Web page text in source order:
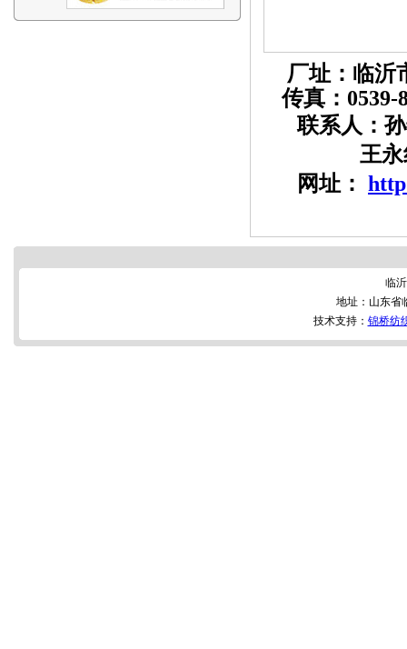
厂址：临沂
传真： 0539-
联系人：孙
王
网址：
临
地址：山东省
技术支持： 锦桥纺